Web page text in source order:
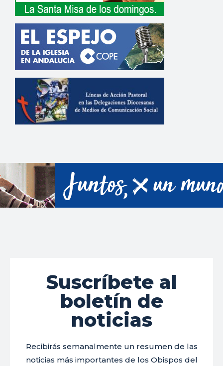
Suscríbete al
boletín de
noticias
Recibirás semanalmente un resumen de las
noticias más importantes de los Obispos del